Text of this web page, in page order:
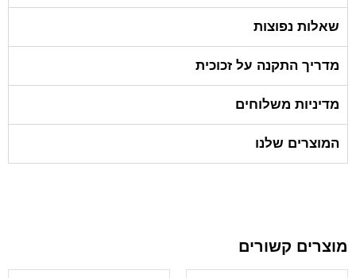
שאלות נפוצות
מדריך התקנה על זכוכית
מדיניות משלוחים
המוצרים שלנו
מוצרים קשורים